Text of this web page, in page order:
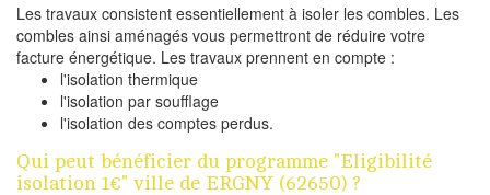
Les travaux consistent essentiellement à isoler les combles. Les
combles ainsi aménagés vous permettront de réduire votre
facture énergétique. Les travaux prennent en compte :
l'isolation thermique
l'isolation par soufflage
l'isolation des comptes perdus.
Qui peut bénéficier du programme "Eligibilité
isolation 1€" ville de ERGNY (62650) ?